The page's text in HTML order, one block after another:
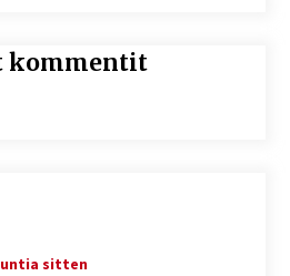
kommentit
sitten